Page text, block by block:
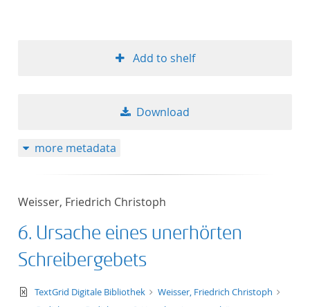
Add to shelf
Download
more metadata
Weisser, Friedrich Christoph
6. Ursache eines unerhörten
Schreibergebets
text/xml
TextGrid Digitale Bibliothek
Weisser, Friedrich Christoph